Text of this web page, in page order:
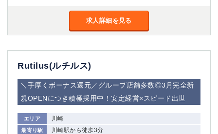
求人詳細を見る
Rutilus(ルチルス)
＼手厚くボーナス還元／グループ店舗多数◎3月完全新
規OPENにつき積極採用中！安定経営×スピード出世
エリア 川崎
最寄り駅 川崎駅から徒歩3分